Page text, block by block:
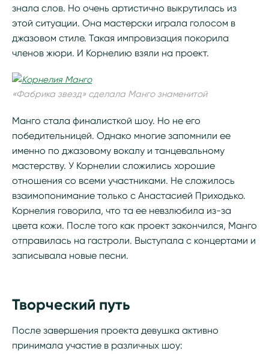
знала слов. Но очень артистично выкрутилась из
этой ситуации. Она мастерски играла голосом в
джазовом стиле. Такая импровизация покорила
членов жюри. И Корнелию взяли на проект.
«Фабрика звезд» сделала Манго знаменитой
Манго стала финалисткой шоу. Но не его
победительницей. Однако многие запомнили ее
именно по джазовому вокалу и танцевальному
мастерству. У Корнелии сложились хорошие
отношения со всеми участниками. Не сложилось
взаимопонимание только с Анастасией Приходько.
Корнелия говорила, что та ее невзлюбила из-за
цвета кожи. После того как проект закончился, Манго
отправилась на гастроли. Выступала с концертами и
записывала новые песни.
Творческий путь
После завершения проекта девушка активно
принимала участие в различных шоу: